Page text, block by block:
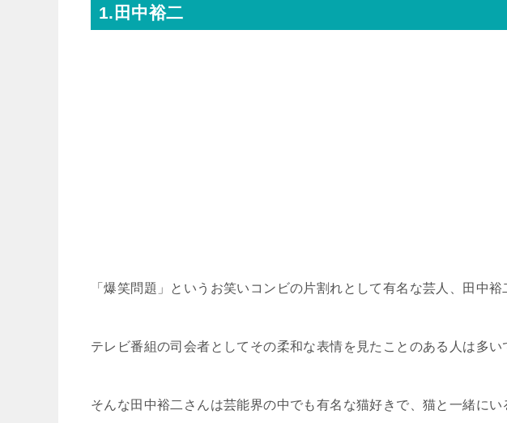
1.田中裕二
「爆笑問題」というお笑いコンビの片割れとして有名な芸人、田中裕
テレビ番組の司会者としてその柔和な表情を見たことのある人は多い
そんな田中裕二さんは芸能界の中でも有名な猫好きで、猫と一緒に